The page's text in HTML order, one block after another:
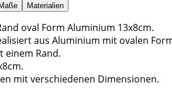
Maße Materialien
oval Form Aluminium 13x8cm.
aus Aluminium mit ovalen
einem Rand.
mit verschiedenen Dimensionen.